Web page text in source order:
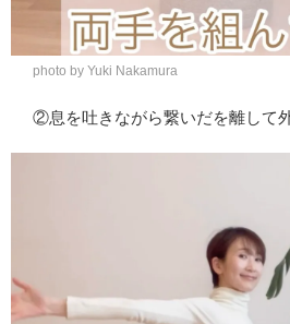
photo by Yuki Nakamura
②息を吐きながら繋いだを離して